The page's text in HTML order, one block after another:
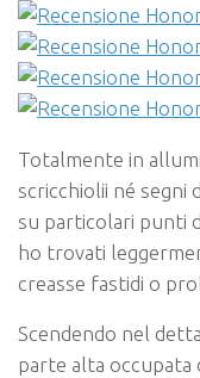
Totalmente in
scricchiolii né segni
su particolari punti
ho trovati
creasse fastidi o
Scendendo nel
parte alta occupata